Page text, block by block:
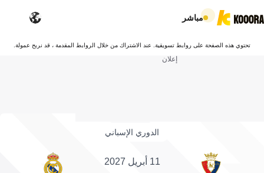
مباشر
تحتوي هذه الصفحة على روابط تسويقية. عند الاشتراك من خلال الروابط المقدمة ، قد نربح عمولة.
إعلان
الدوري الإسباني
11 أبريل 2027